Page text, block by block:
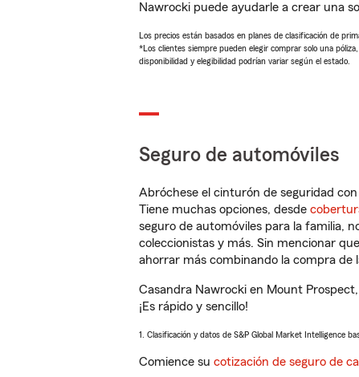
Nawrocki puede ayudarle a crear una
Los precios están basados en planes de clasificación de
*Los clientes siempre pueden elegir comprar solo una
disponibilidad y elegibilidad podrían variar según el estado.
Seguro de automóviles
Abróchese el cinturón de seguridad
Tiene muchas opciones, desde
seguro de automóviles para la familia,
coleccionistas y más. Sin mencionar
ahorrar más combinando la compra de
Casandra Nawrocki en Mount
¡Es rápido y sencillo!
1. Clasificación y datos de S&P Global Market Intelligence
Comience su cotización de seguro de